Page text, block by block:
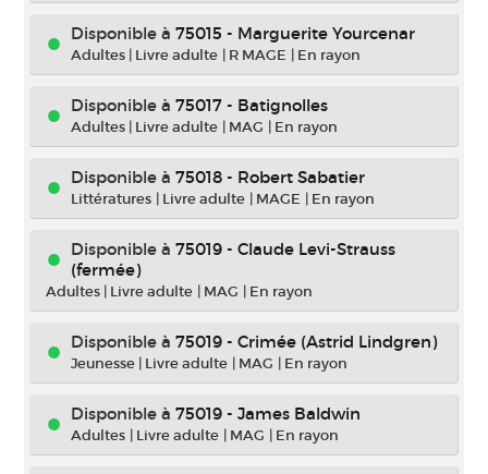
Disponible à 75015 - Marguerite Yourcenar
Adultes | Livre adulte | R MAGE | En rayon
Disponible à 75017 - Batignolles
Adultes | Livre adulte | MAG | En rayon
Disponible à 75018 - Robert Sabatier
Littératures | Livre adulte | MAGE | En rayon
Disponible à 75019 - Claude Levi-Strauss
(fermée)
Adultes | Livre adulte | MAG | En rayon
Disponible à 75019 - Crimée (Astrid Lindgren)
Jeunesse | Livre adulte | MAG | En rayon
Disponible à 75019 - James Baldwin
Adultes | Livre adulte | MAG | En rayon